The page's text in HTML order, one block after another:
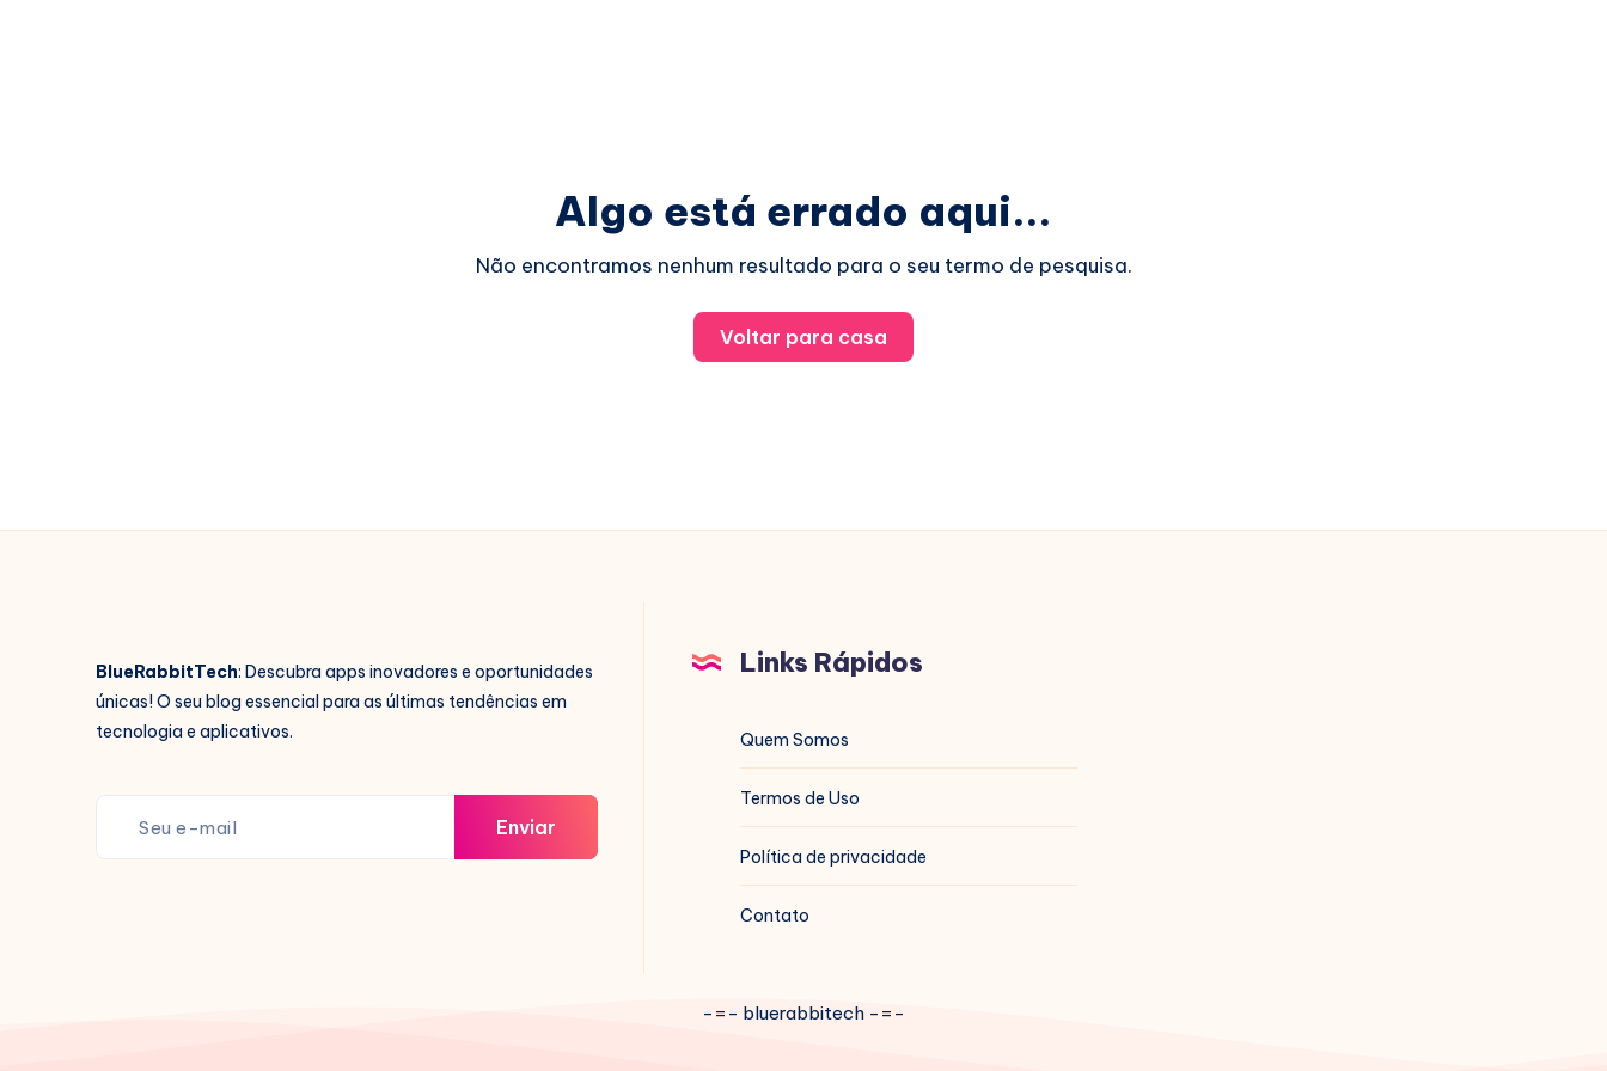
Algo está errado aqui...
Não encontramos nenhum resultado para o seu termo de pesquisa.
Voltar para casa
BlueRabbitTech: Descubra apps inovadores e oportunidades
únicas! O seu blog essencial para as últimas tendências em
tecnologia e aplicativos.
Enviar
Links Rápidos
Quem Somos
Termos de Uso
Política de privacidade
Contato
-=- bluerabbitech -=-